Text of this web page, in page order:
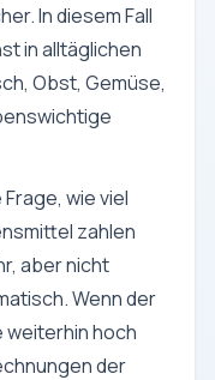
In diesem Fall
in alltäglichen
Obst, Gemüse,
wie viel
zahlen
aber nicht
Wenn der
weiterhin hoch
der